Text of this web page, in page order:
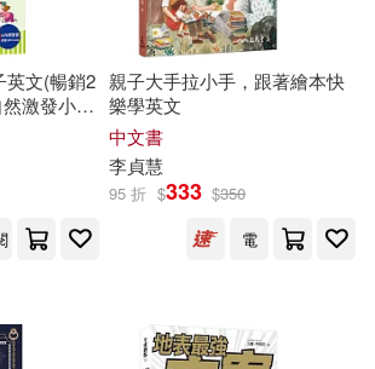
(1)
愛爾絲(1)
）(1)
許庭妮(1)
英文(暢銷2
激發小孩
爸媽也跟
Code)
親子大手拉小手，跟著繪本快
樂學英文
中文書
李貞慧
95 折 $333 $350
電